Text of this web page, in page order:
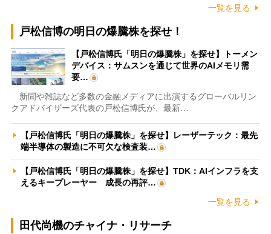
一覧を見る
戸松信博の明日の爆騰株を探せ！
【戸松信博氏「明日の爆騰株」を探せ】トーメン
デバイス：サムスンを通じて世界のAIメモリ需
要…
新聞や雑誌など多数の金融メディアに出演するグローバルリン
クアドバイザーズ代表の戸松信博氏が、最新…
【戸松信博氏「明日の爆騰株」を探せ】レーザーテック：最先
端半導体の製造に不可欠な検査装…
【戸松信博氏「明日の爆騰株」を探せ】TDK：AIインフラを支
えるキープレーヤー 成長の再評…
一覧を見る
田代尚機のチャイナ・リサーチ